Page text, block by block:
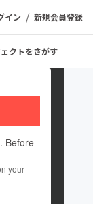
イン / 新規会員登録
クトをさがす
Before
your